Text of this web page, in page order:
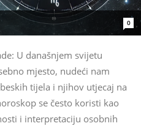
0
U današnjem svijetu
mjesto, nudeći nam
tijela i njihov utjecaj na
se često koristi kao
i interpretaciju osobnih